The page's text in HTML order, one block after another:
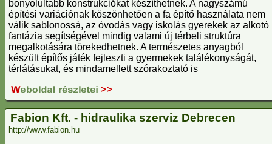
bonyolultabb konstrukciókat készíthetnek. A nagyszámú
építési variációnak köszönhetően a fa építő használata nem
válik sablonossá, az óvodás vagy iskolás gyerekek az alkotó
fantázia segítségével mindig valami új térbeli struktúra
megalkotására törekedhetnek. A természetes anyagból
készült építős játék fejleszti a gyermekek találékonyságát,
térlátásukat, és mindamellett szórakoztató is
Fabion Kft. - hidraulika szerviz Debrecen
http://www.fabion.hu